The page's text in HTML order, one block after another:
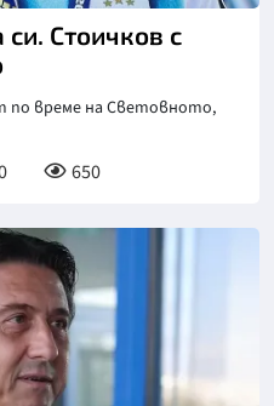
Стоичков с
по време на Световното,
650